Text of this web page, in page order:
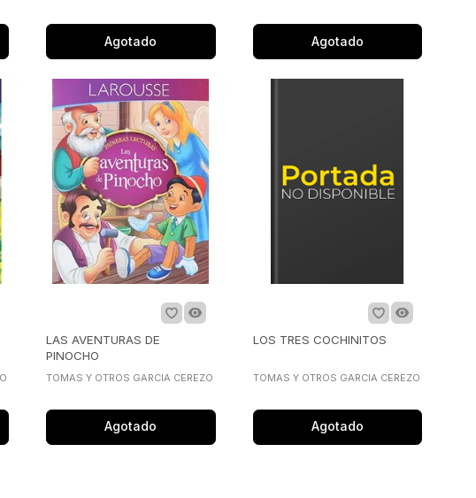
Agotado Agotado
LAS AVENTURAS DE
PINOCHO
TOMAS Y OTROS GARCIA CEREZO
Agotado
LOS TRES COCHINITOS
TOMAS Y OTROS GARCIA CEREZO
Agotado